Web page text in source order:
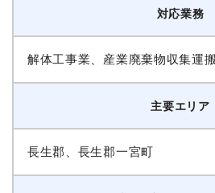
対応業務
解体工事業、産業廃棄物収集運
主要エリア
長生郡、長生郡一宮町